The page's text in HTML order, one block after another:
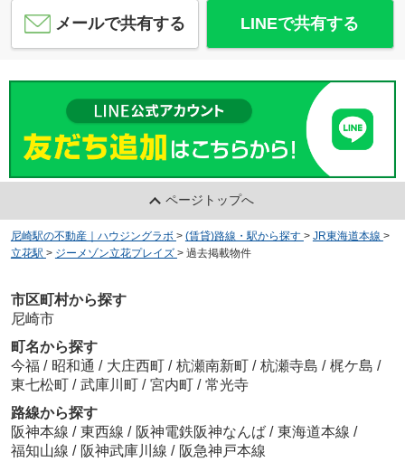
メールで共有する LINEで共有する
ページトップへ
尼崎駅の不動産｜ハウジングラボ > (賃貸)路線・駅から探す > JR東海道本線 >
立花駅 > ジーメゾン立花プレイズ > 過去掲載物件
市区町村から探す
尼崎市
町名から探す
今福 / 昭和通 / 大庄西町 / 杭瀬南新町 / 杭瀬寺島 / 梶ケ島 /
東七松町 / 武庫川町 / 宮内町 / 常光寺
路線から探す
阪神本線 / 東西線 / 阪神電鉄阪神なんば / 東海道本線 /
福知山線 / 阪神武庫川線 / 阪急神戸本線